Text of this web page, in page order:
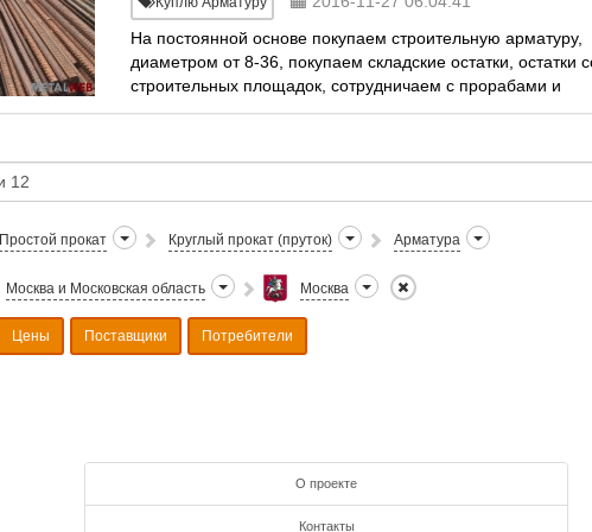
На постоянной основе покупаем строительную арматуру,
диаметром от 8-36, покупаем складские остатки, остатки
строительных площадок, сотрудничаем с прорабами и
снабженцами. Любая форма оплаты, предос
Простой прокат Круглый прокат (пруток) Арматура
Москва и Московская область Москва
Цены Поставщики Потребители
О проекте
Контакты